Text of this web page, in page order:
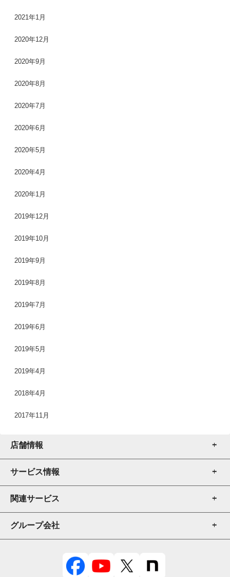
2021年1月
2020年12月
2020年9月
2020年8月
2020年7月
2020年6月
2020年5月
2020年4月
2020年1月
2019年12月
2019年10月
2019年9月
2019年8月
2019年7月
2019年6月
2019年5月
2019年4月
2018年4月
2017年11月
店舗情報
店舗一覧
店舗検索
サービス情報
厨房機器販売
厨房機器売買
修理・メンテナンス
関連サービス
厨房機器販売
グループ会社
テンポスドットコム